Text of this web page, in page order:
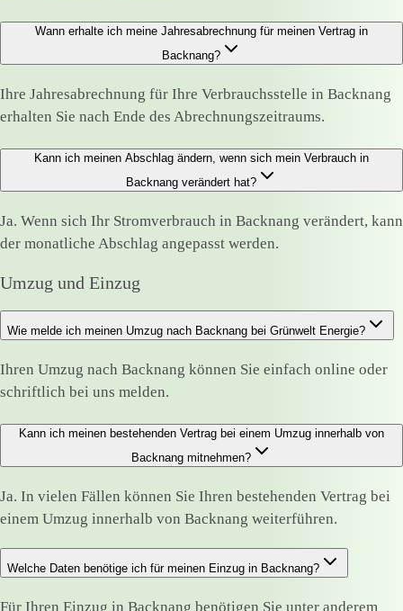
Wann erhalte ich meine Jahresabrechnung für meinen Vertrag in
Backnang?
Ihre Jahresabrechnung für Ihre Verbrauchsstelle in Backnang
erhalten Sie nach Ende des Abrechnungszeitraums.
Kann ich meinen Abschlag ändern, wenn sich mein Verbrauch in
Backnang verändert hat?
Ja. Wenn sich Ihr Stromverbrauch in Backnang verändert, kann
der monatliche Abschlag angepasst werden.
Umzug und Einzug
Wie melde ich meinen Umzug nach Backnang bei Grünwelt Energie?
Ihren Umzug nach Backnang können Sie einfach online oder
schriftlich bei uns melden.
Kann ich meinen bestehenden Vertrag bei einem Umzug innerhalb von
Backnang mitnehmen?
Ja. In vielen Fällen können Sie Ihren bestehenden Vertrag bei
einem Umzug innerhalb von Backnang weiterführen.
Welche Daten benötige ich für meinen Einzug in Backnang?
Für Ihren Einzug in Backnang benötigen Sie unter anderem